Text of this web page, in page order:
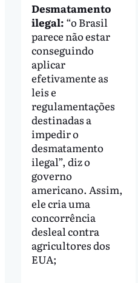
Desmatamento
ilegal: “o Brasil
parece não estar
conseguindo
aplicar
efetivamente as
leis e
regulamentações
destinadas a
impedir o
desmatamento
ilegal”, diz o
governo
americano. Assim,
ele cria uma
concorrência
desleal contra
agricultores dos
EUA;